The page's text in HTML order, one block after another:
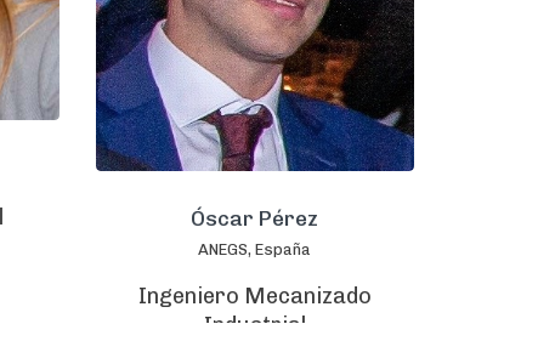
Óscar Pérez
ANEGS, España
Ingeniero Mecanizado
Industrial